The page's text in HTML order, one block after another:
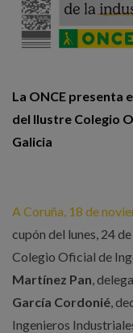
La ONCE presenta
del Ilustre Colegio
Galicia
A Coruña, 18 de
cupón del lunes, 24
Colegio Oficial de
Martínez Pan ,
García Cordonié ,
Ingenieros